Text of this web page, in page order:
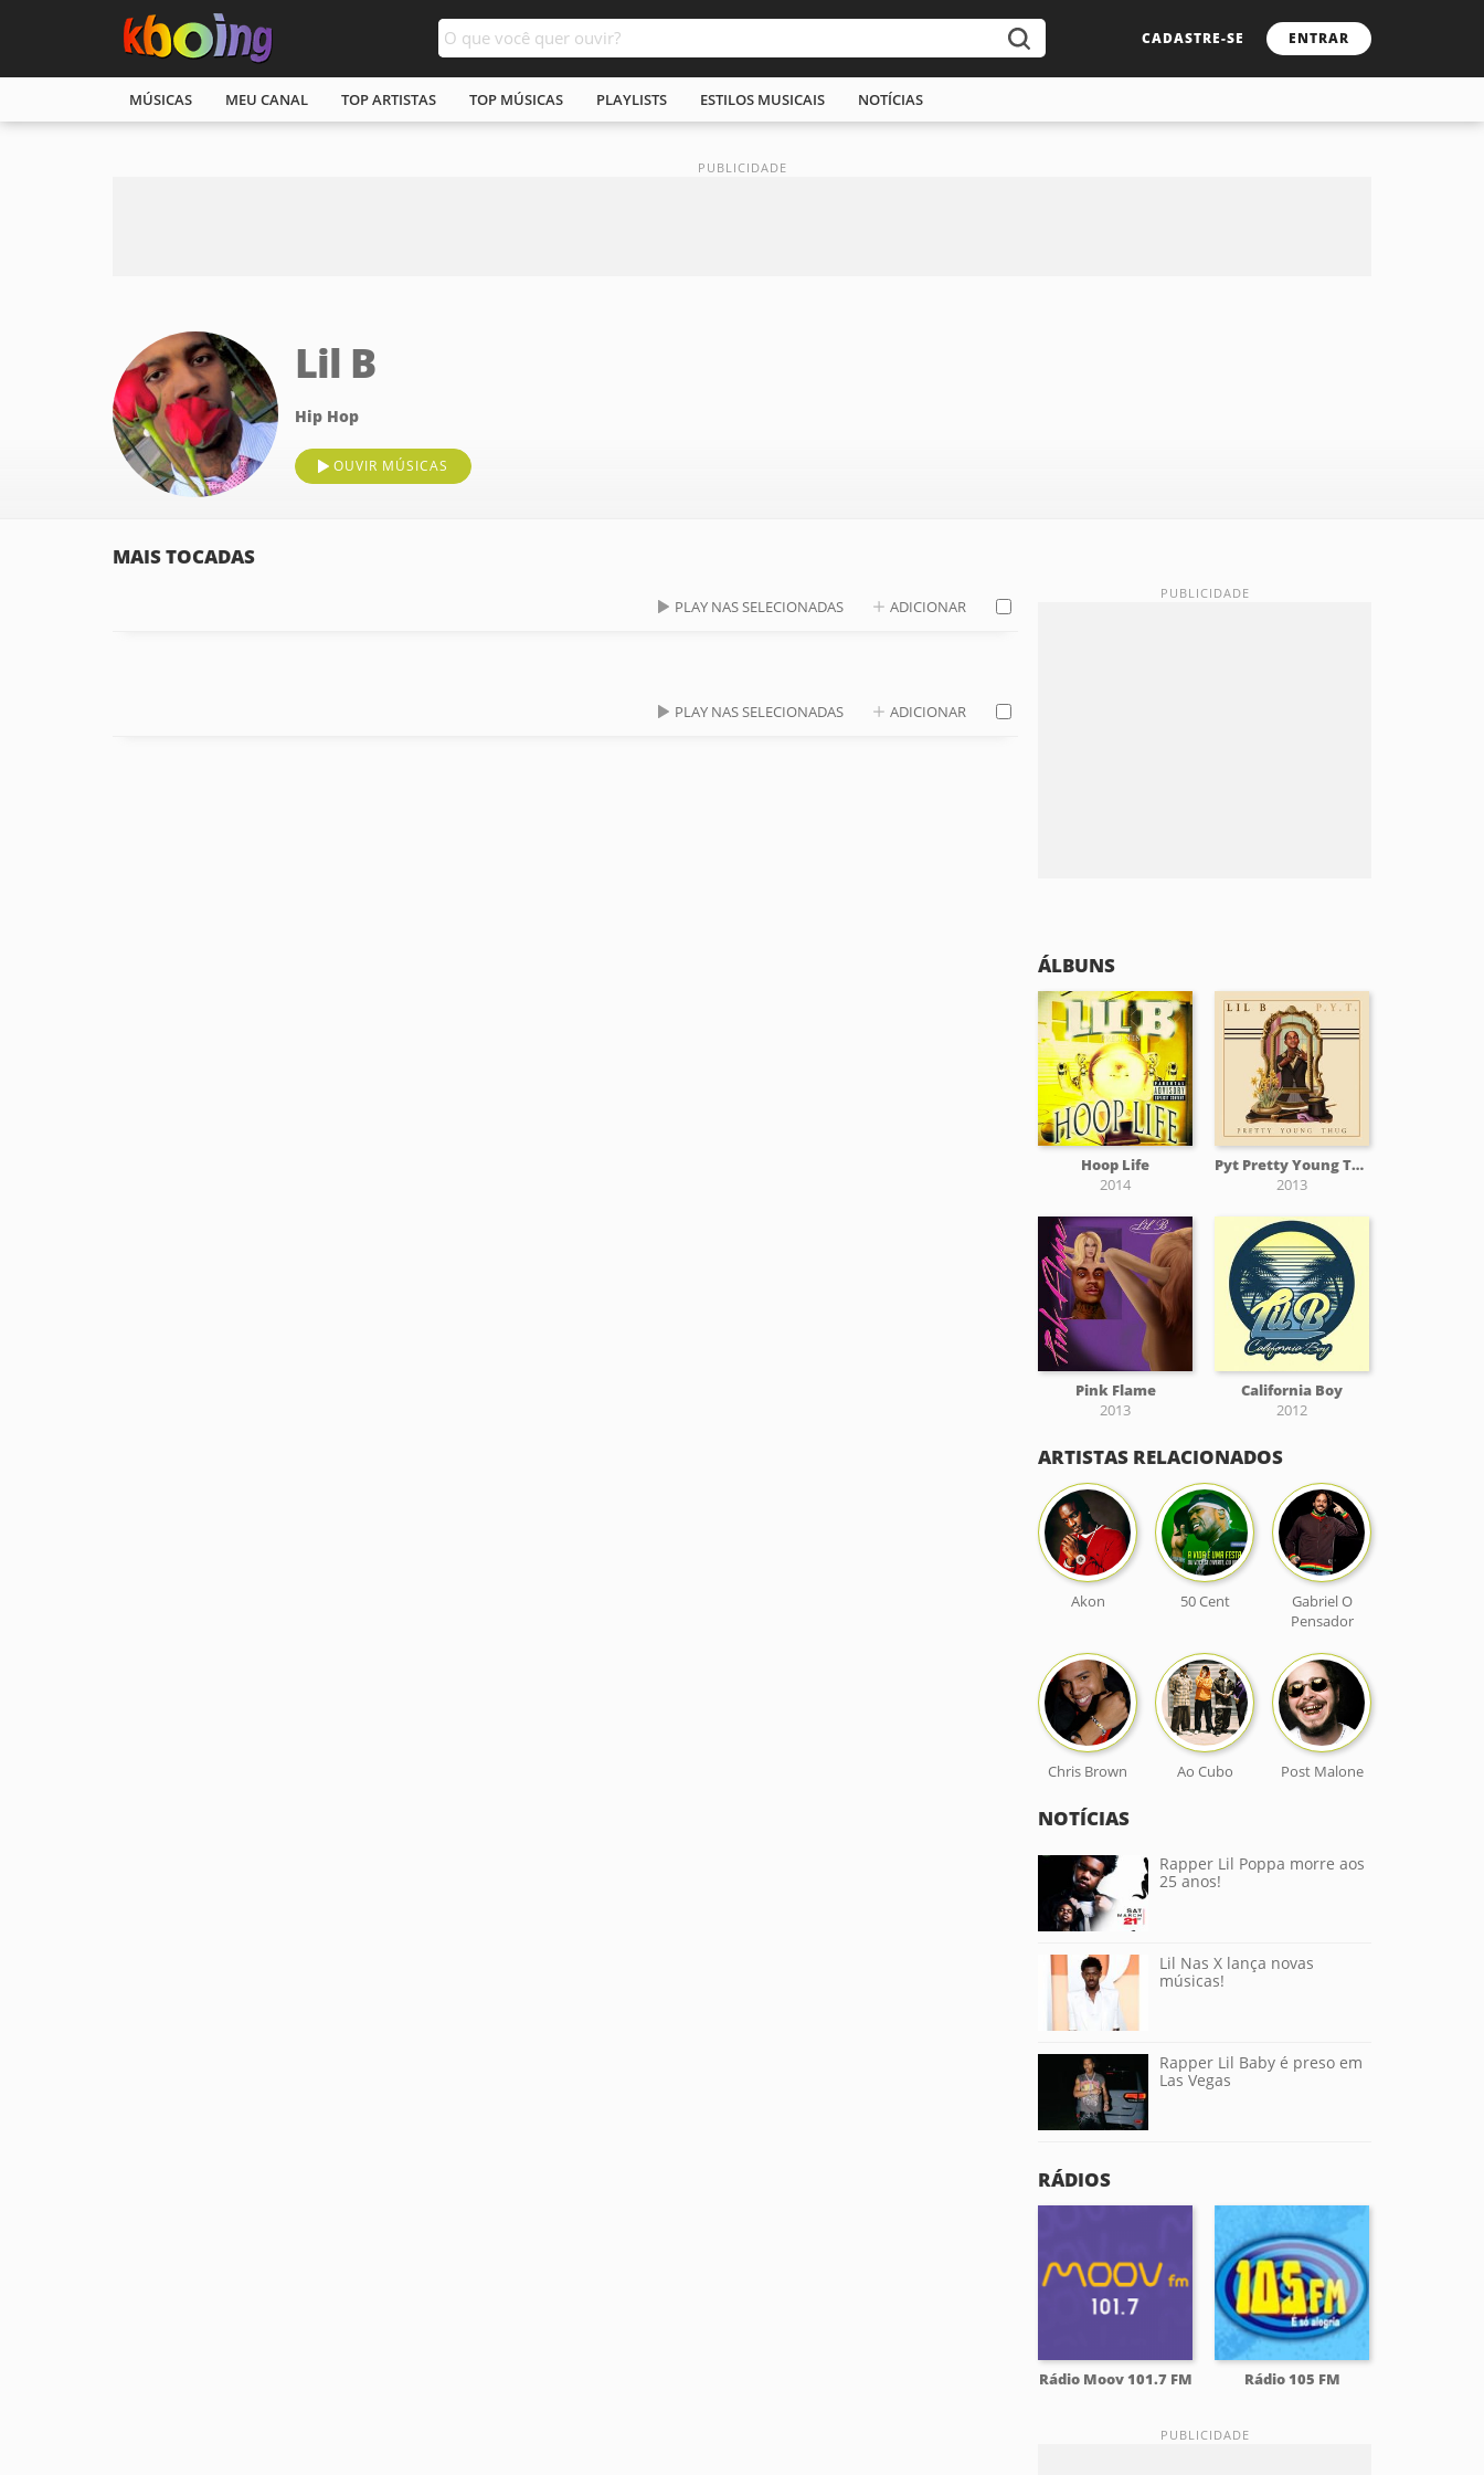
CADASTRE-SE ENTRAR
MÚSICAS MEU CANAL TOP ARTISTAS TOP MÚSICAS PLAYLISTS ESTILOS MUSICAIS NOTÍCIAS
Lil B
Hip Hop
OUVIR MÚSICAS
MAIS TOCADAS
PLAY NAS SELECIONADAS ADICIONAR
PLAY NAS SELECIONADAS ADICIONAR
ÁLBUNS
Hoop Life
2014
Pyt Pretty Young Thug Mixtape
2013
Pink Flame
2013
California Boy
2012
ARTISTAS RELACIONADOS
Akon 50 Cent
Gabriel O
Pensador
Chris Brown Ao Cubo Post Malone
NOTÍCIAS
Rapper Lil Poppa morre aos
25 anos!
Lil Nas X lança novas
músicas!
Rapper Lil Baby é preso em
Las Vegas
RÁDIOS
Rádio Moov 101.7 FM Rádio 105 FM